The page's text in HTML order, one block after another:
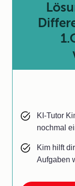
KI-Tutor
nochmal
Kim hilft
Aufgaben